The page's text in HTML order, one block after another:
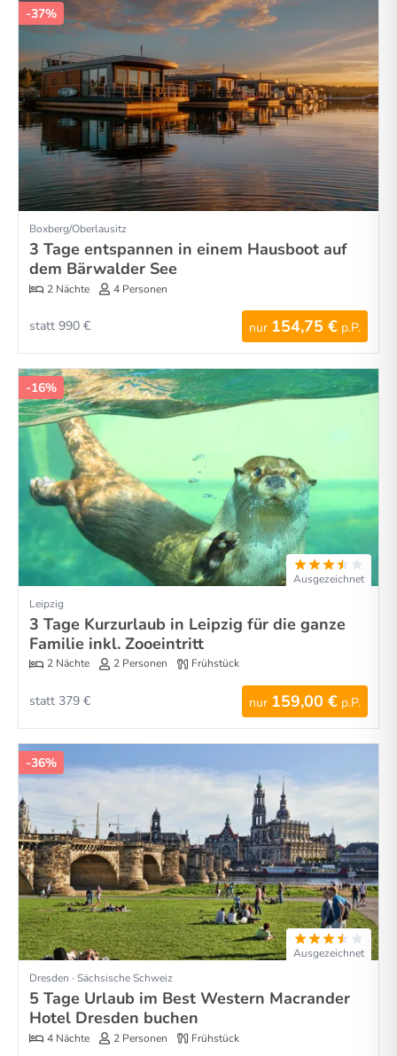
-37%
Boxberg/Oberlausitz
3 Tage entspannen in einem Hausboot auf
dem Bärwalder See
2 Nächte 4 Personen
nur 154,75 € p.P.
statt 990 €
-16%
Ausgezeichnet
Leipzig
3 Tage Kurzurlaub in Leipzig für die ganze
Familie inkl. Zooeintritt
2 Nächte 2 Personen Frühstück
nur 159,00 € p.P.
statt 379 €
-36%
Ausgezeichnet
Dresden · Sächsische Schweiz
5 Tage Urlaub im Best Western Macrander
Hotel Dresden buchen
4 Nächte 2 Personen Frühstück